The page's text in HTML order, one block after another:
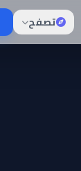
تصفح